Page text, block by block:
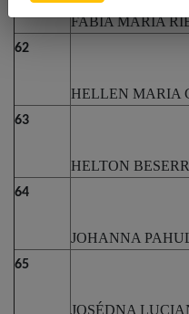
FABIA MARIA
62
HELLEN MARIA
63
HELTON
64
JOHANNA
65
JOSÉDNA